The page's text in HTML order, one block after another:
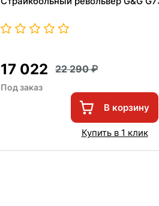
17 022 22 290
Под заказ
В корзину
Купить в 1 клик